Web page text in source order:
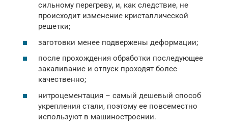
сильному перегреву, и, как следствие, не
происходит изменение кристаллической
решетки;
заготовки менее подвержены деформации;
после прохождения обработки последующее
закаливание и отпуск проходят более
качественно;
нитроцементация – самый дешевый способ
укрепления стали, поэтому ее повсеместно
используют в машиностроении.